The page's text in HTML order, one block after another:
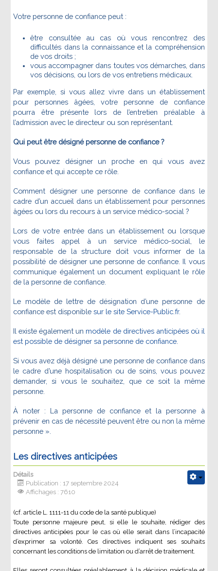
Votre personne de confiance peut :
être consultée au cas où vous rencontrez des
difficultés dans la connaissance et la compréhension
de vos droits ;
vous accompagner dans toutes vos démarches, dans
vos décisions, ou lors de vos entretiens médicaux.
Par exemple, si vous allez vivre dans un établissement
pour personnes âgées, votre personne de confiance
pourra être présente lors de l’entretien préalable à
l’admission avec le directeur ou son représentant.
Qui peut être désigné personne de confiance ?
Vous pouvez désigner un proche en qui vous avez
confiance et qui accepte ce rôle.
Comment désigner une personne de confiance dans le
cadre d’un accueil dans un établissement pour personnes
âgées ou lors du recours à un service médico-social ?
Lors de votre entrée dans un établissement ou lorsque
vous faites appel à un service médico-social, le
responsable de la structure doit vous informer de la
possibilité de désigner une personne de confiance. Il vous
communique également un document expliquant le rôle
de la personne de confiance.
Le modèle de lettre de désignation d’une personne de
confiance est disponiblesur le site Service-Public.fr.
Il existe également un modèle de directives anticipées où il
est possible de désigner sa personne de confiance
Si vous avez déjà désigné une personne de confiance dans
le cadre d’une hospitalisation ou de soins, vous pouvez
demander, si vous le souhaitez, que ce soit la même
personne.
À noter : La personne de confiance et la personne à
prévenir en cas de nécessité peuvent être ou non la même
personne ».
Les directives anticipées
Détails
Publication : 17 septembre 2024
Affichages : 7610
(cf. article L. 1111-11 du code de la santé publique)
Toute personne majeure peut, si elle le souhaite, rédiger des
directives anticipées pour le cas où elle serait dans l’incapacité
d’exprimer sa volonté. Ces directives indiquent ses souhaits
concernant les conditions de limitation ou d’arrêt de traitement.